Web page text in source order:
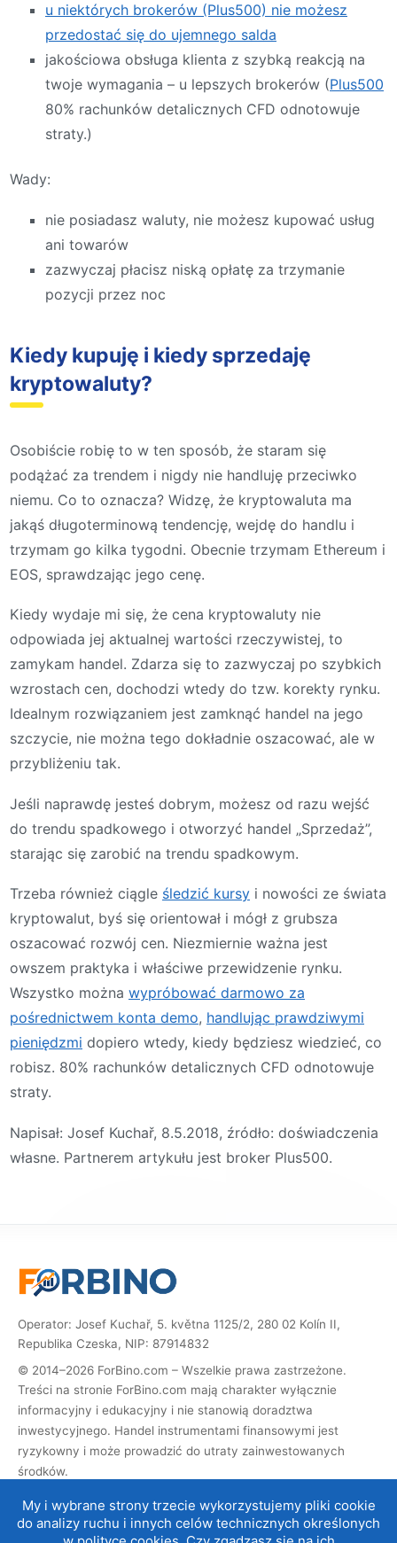
u niektórych brokerów (Plus500) nie możesz
przedostać się do ujemnego salda
jakościowa obsługa klienta z szybką reakcją na
twoje wymagania – u lepszych brokerów (Plus500
80% rachunków detalicznych CFD odnotowuje
straty.)
Wady:
nie posiadasz waluty, nie możesz kupować usług
ani towarów
zazwyczaj płacisz niską opłatę za trzymanie
pozycji przez noc
Kiedy kupuję i kiedy sprzedaję
kryptowaluty?
Osobiście robię to w ten sposób, że staram się
podążać za trendem i nigdy nie handluję przeciwko
niemu. Co to oznacza? Widzę, że kryptowaluta ma
jakąś długoterminową tendencję, wejdę do handlu i
trzymam go kilka tygodni. Obecnie trzymam Ethereum i
EOS, sprawdzając jego cenę.
Kiedy wydaje mi się, że cena kryptowaluty nie
odpowiada jej aktualnej wartości rzeczywistej, to
zamykam handel. Zdarza się to zazwyczaj po szybkich
wzrostach cen, dochodzi wtedy do tzw. korekty rynku.
Idealnym rozwiązaniem jest zamknąć handel na jego
szczycie, nie można tego dokładnie oszacować, ale w
przybliżeniu tak.
Jeśli naprawdę jesteś dobrym, możesz od razu wejść
do trendu spadkowego i otworzyć handel „Sprzedaż”,
starając się zarobić na trendu spadkowym.
Trzeba również ciągle śledzić kursy i nowości ze świata
kryptowalut, byś się orientował i mógł z grubsza
oszacować rozwój cen. Niezmiernie ważna jest
owszem praktyka i właściwe przewidzenie rynku.
Wszystko można wypróbować darmowo za
pośrednictwem konta demo, handlując prawdziwymi
pieniędzmi dopiero wtedy, kiedy będziesz wiedzieć, co
robisz. 80% rachunków detalicznych CFD odnotowuje
straty.
Napisał: Josef Kuchař, 8.5.2018, źródło: doświadczenia
własne. Partnerem artykułu jest broker Plus500.
My i wybrane strony trzecie wykorzystujemy pliki cookie
do analizy ruchu i innych celów technicznych określonych
Operator: Josef Kuchař, 5. května 1125/2, 280 02 Kolín II,
Republika Czeska, NIP: 87914832
© 2014–2026 ForBino.com – Wszelkie prawa zastrzeżone.
Treści na stronie ForBino.com mają charakter wyłącznie
informacyjny i edukacyjny i nie stanowią doradztwa
inwestycyjnego. Handel instrumentami finansowymi jest
ryzykowny i może prowadzić do utraty zainwestowanych
środków.
rejestracji za ich pośrednictwem, otrzymamy prowizję, dzięki
której możemy prowadzić i rozwijać stronę. Nie ma to wpływu